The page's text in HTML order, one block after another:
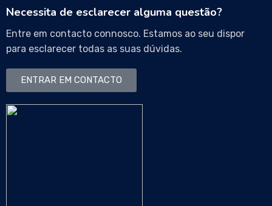
Necessita de esclarecer alguma questão?
Entre em contacto connosco. Estamos ao seu dispor
para esclarecer todas as suas dúvidas.
ENTRAR EM CONTACTO